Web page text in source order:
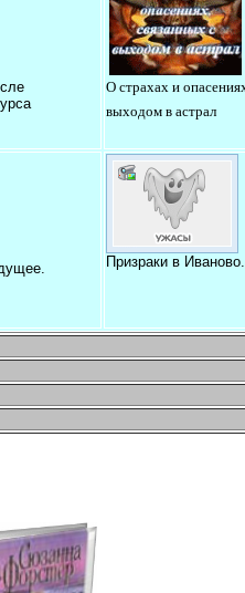
О страхах и
выходом в астрал
Призраки в